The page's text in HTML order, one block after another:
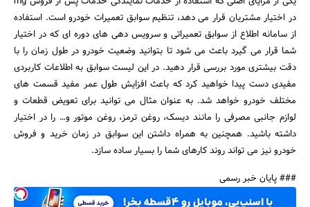
در اختیار مشتریان قرار می‌ دهد، تنظیم سوابق تعمیرات خودرو است. استفاده
از سامانه اطلاع از سوابق تعمیراتی و سرویس دهی‌ های دوره‌ ای که در اختیار
شما قرار می‌ گیرد باعث می‌ شود تا بتوانید وضعیت خودرو در طول زمان را با
دقت بیشتری مورد بررسی قرار دهید. در این لیست سوابق به اطلاعات کاربردی
مفیدی دست پیدا خواهید کرد که باعث افزایش طول عمر مفید قسمت های
مختلف خودرو خواهد شد. به عنوان مثال می‌ توانید برای تعویض قطعات و
لوازم جانبی مصرفی را مانند دیسک، روغن ترمز، روغن موتور و… را در اختیار
داشته باشید. همچنین به همراه داشتن این سوابق در زمان خرید و فروش
خودرو نیز می‌ تواند روند کارهای شما را بسیار ساده سازد.
### پایان خبر رسمی